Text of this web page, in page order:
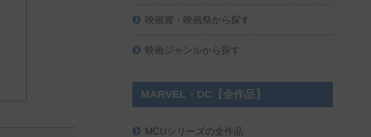
映画賞・映画祭から探す
映画ジャンルから探す
MARVEL・DC【全作品】
MCUシリーズの全作品